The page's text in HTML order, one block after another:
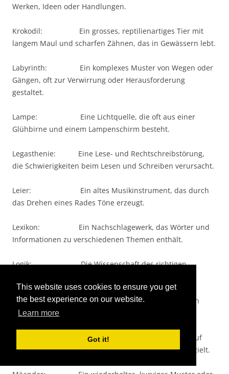
This website uses cookies to ensure you get
the best experience on our website.
Learn more
Got it!
Werken, Ideen oder Handlungen.
Krokodil: Ein grosses, reptilienartiges Tier mit
langem Maul und scharfen Zähnen, das in Gewässern lebt.
Labyrinth: Ein komplexes Muster von Wegen oder
Gängen, oft zur Verwirrung oder Herausforderung
gestaltet.
Lampe: Eine Lichtquelle, die oft aus einer
Glühbirne und einem Lampenschirm besteht.
Legasthenie: Eine Lese- und Rechtschreibstörung,
die Schwierigkeiten beim Lesen und Schreiben verursacht.
Leier: Ein altes Musikinstrument, das durch
das Drehen eines Rades Töne erzeugt.
Lexikon: Ein Nachschlagewerk, das Wörter und
Informationen zu verschiedenen Themen enthält.
Logik: Die Wissenschaft des richtigen
Logopädie: Die Therapie zur Verbesserung von
Sprach- und Kommunikationsstörungen.
Lyrik: Eine Form der Dichtung, die oft auf
emotionale Ausdrücke und künstlerische Sprache abzielt.